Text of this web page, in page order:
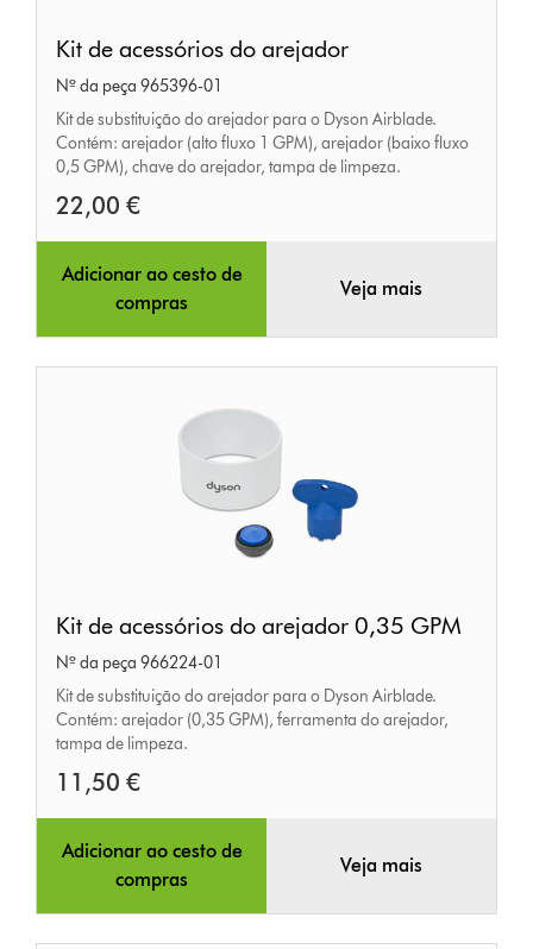
de
acessórios
do
arejador
Kit de acessórios do arejador
Nº da peça 965396-01
Kit de substituição do arejador para o Dyson Airblade.
Contém: arejador (alto fluxo 1 GPM), arejador (baixo fluxo
0,5 GPM), chave do arejador, tampa de limpeza.
22,00 €
Adicionar ao cesto de
compras
Veja mais
de
acessórios
do
arejador
0,35
Kit de acessórios do arejador 0,35 GPM
Nº da peça 966224-01
Kit de substituição do arejador para o Dyson Airblade.
Contém: arejador (0,35 GPM), ferramenta do arejador,
tampa de limpeza.
11,50 €
Adicionar ao cesto de
compras
Veja mais